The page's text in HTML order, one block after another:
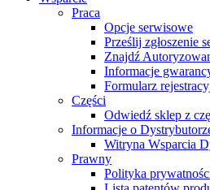
Praca
Opcje serwisowe
Prześlij zgłoszenie
Znajdź
Informacje
Formularz
Części
Odwiedź sklep z
Informacje o
Witryna Wsparcia
Prawny
Polityka